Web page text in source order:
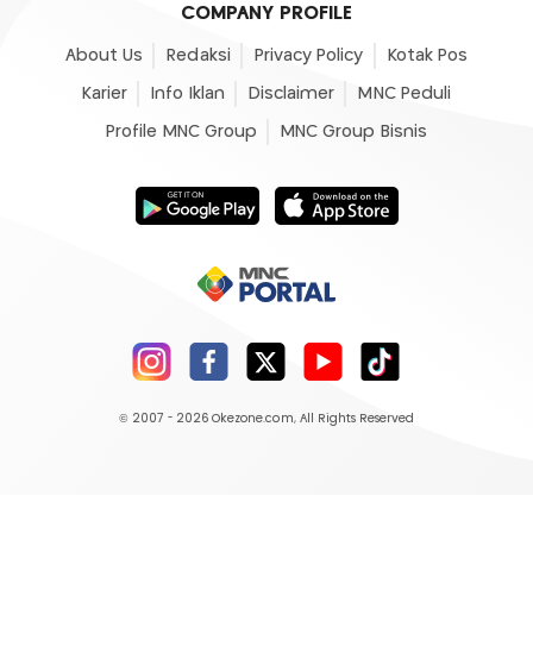
COMPANY PROFILE
About Us Redaksi Privacy Policy Kotak Pos
Karier Info Iklan Disclaimer MNC Peduli
Profile MNC Group MNC Group Bisnis
© 2007 - 2026 Okezone.com, All Rights Reserved